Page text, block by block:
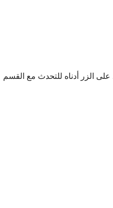
الزر أدناه للتحدث مع القسم